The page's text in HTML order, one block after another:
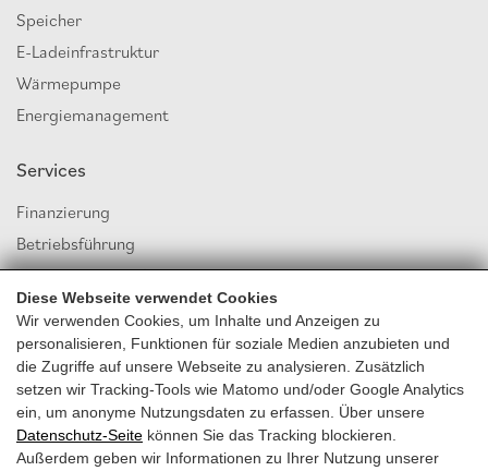
Diese Webseite verwendet Cookies
Wir verwenden Cookies, um Inhalte und Anzeigen zu
personalisieren, Funktionen für soziale Medien anzubieten und
die Zugriffe auf unsere Webseite zu analysieren. Zusätzlich
setzen wir Tracking-Tools wie Matomo und/oder Google Analytics
ein, um anonyme Nutzungsdaten zu erfassen. Über unsere
Datenschutz-Seite können Sie das Tracking blockieren.
Außerdem geben wir Informationen zu Ihrer Nutzung unserer
Speicher
E-Ladeinfrastruktur
Wärmepumpe
Energiemanagement
Services
Finanzierung
Betriebsführung
Energiegemeinschaft
Versicherung
Contracting
Potentialanalyse